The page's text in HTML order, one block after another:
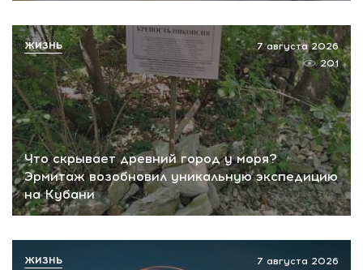
Что скрывает древний город у моря?
Эрмитаж возобновил уникальную экспедицию
на Кубани
7 августа 2026
201
ЖИЗНЬ
7 августа 2026
ЖИЗНЬ